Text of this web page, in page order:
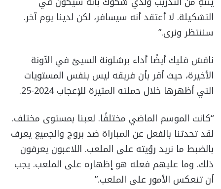
التشكيلة. لا أعتقد أنه سيسافر، لكن لدينا يوم آخر.
سننتظر ونرى.”
ناقش فليك أيضًا أداء برشلونة السيئ في الآونة
الأخيرة، حيث أقر بأن فريقه ليس بنفس المستويات
التي أظهرها خلال حملته المثيرة للإعجاب 2024-25.
“كانت الموسم الماضي مختلفًا. لعبنا بمستوى مختلف.
لقد تحدثنا بالفعل عن المباراة ضد بروج والجميع يعرف
بالضبط ما نريد رؤيته على الملعب. اللاعبون يعرفون
ذلك. وما عليهم فعله هو إظهاره على الملعب. يجب
أن تنعكس الأمور على الملعب.”